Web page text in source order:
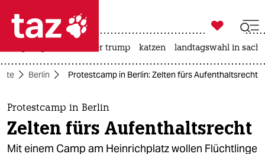
 taz zahl ich
taz zahl ich
themen
politik

taz zahl ich
usa unter trump katzen landtagswahl in
Berlin Protestcamp in Berlin: Zelten fürs Aufenthaltsrecht
Protestcamp in Berlin
Zelten fürs Aufenthaltsrecht
Mit einem Camp am Heinrichplatz wollen Flüchtlinge